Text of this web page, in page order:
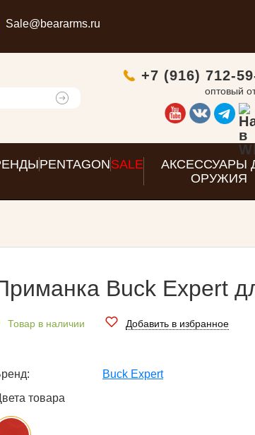
Sale@beararms.ru
+7 (916) 712-
оптовый
PENTAGONSALE
АКСЕССУАРЫ
ОРУЖИЯ
Buck Expert
Товар в наличии Добавить в избранное
Buck Expert
товара